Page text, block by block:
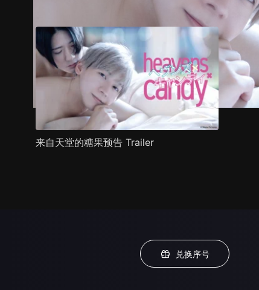
来自天堂的糖果预告 Trailer
兑换序号